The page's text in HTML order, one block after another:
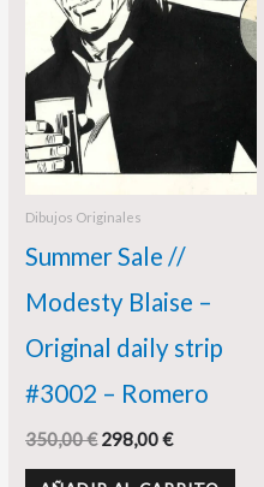
Dibujos Originales
Summer Sale //
Modesty Blaise –
Original daily strip
#3002 – Romero
350,00€ 298,00€